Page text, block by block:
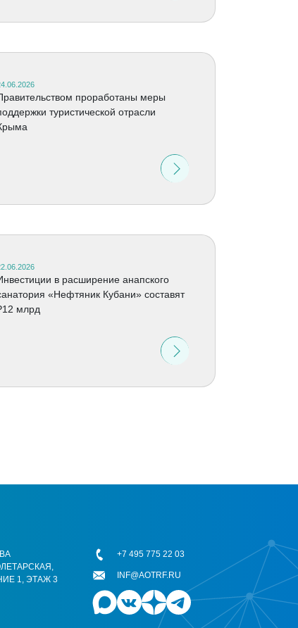
проработаны меры
туристической отрасли
в расширение анапского
«Нефтяник Кубани» составят
млрд
1, ЭТАЖ 3
+7 495 775 22 03
INF@AOTRF.RU